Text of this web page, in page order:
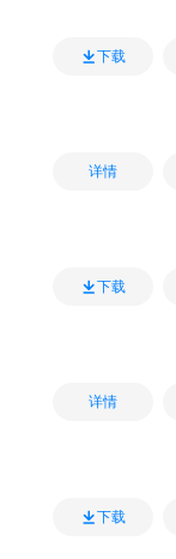
下载
详情
下载
详情
下载